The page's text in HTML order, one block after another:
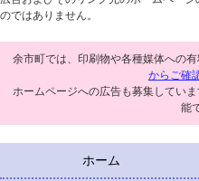
のではありません。
余市町では、印刷物や各種媒体への有
からご確
ホームページへの広告も募集してい
能
ホーム